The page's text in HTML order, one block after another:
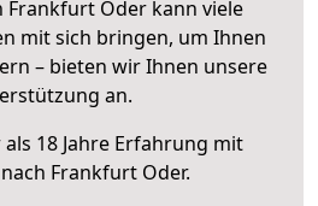
Frankfurt Oder kann viele
mit sich bringen, um Ihnen
– bieten wir Ihnen unsere
an.
18 Jahre Erfahrung mit
Frankfurt Oder.